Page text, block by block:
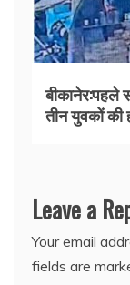
बीकानेर:पहले
तीन युवकों
Leave a
Your email
fields are